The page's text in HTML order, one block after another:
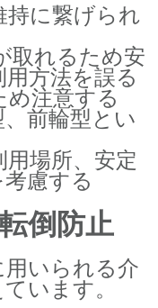
に繋げられ
取れるため安
方法を誤る
め注意する
前輪型とい
場所、安定
慮する
倒防止
用いられる介
います。